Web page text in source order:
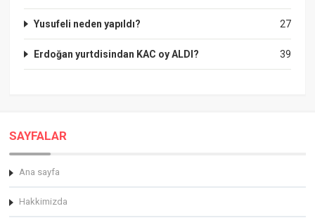
27
Yusufeli neden yapıldı?
39
Erdoğan yurtdisindan KAC oy ALDI?
SAYFALAR
Ana sayfa
Hakkimizda